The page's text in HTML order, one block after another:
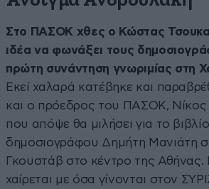
Στο ΠΑΣΟΚ χθες ο Κώστας
ιδέα να φωνάξει τους
πρώτη συνάντηση γνωριμίας στη
Εκεί χαλαρά κατέβηκε και
και ο πρόεδρος του ΠΑΣΟΚ,
που απόψε θα μιλήσει για το
δημοσιογράφου Δημήτη Μανιάτη
Γκουστάβ στο κέντρο της Αθήνας.
χαίρεται με όσα γίνονται στον